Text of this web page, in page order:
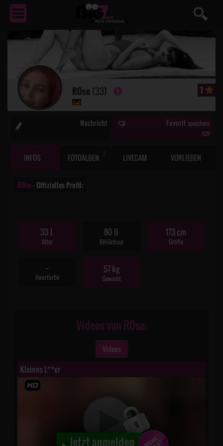
EROTIKVON NEBENAN ...
R0se(33) 7
Nachricht Favorit speichern
(121)
INFOS FOTOALBEN 2 LIVECAM VORLIEBEN
R0se– Offizielles Profil:
33 J.
Alter
80 B
BH-Grösse
173 cm
Größe
--
Haarfarbe
57 kg
Gewicht
Videos von R0se:
Videos
Kleines L**er